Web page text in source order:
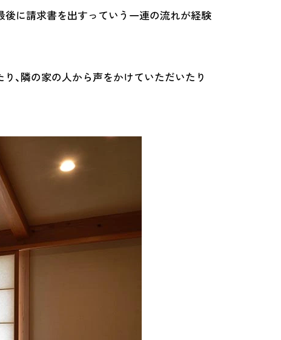
後に請求書を出すっていう一連の流れが経験
、隣の家の人から声をかけていただいたり